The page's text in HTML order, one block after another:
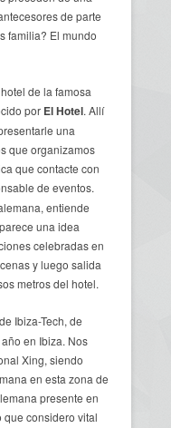
de parte
familia? El mundo
de la famosa
por El Hotel. Allí
una
que organizamos
que contacte con
de eventos.
entiende
una idea
celebradas en
y luego salida
metros del hotel.
Ibiza-Tech, de
en Ibiza. Nos
Xing, siendo
en esta zona de
presente en
que considero vital